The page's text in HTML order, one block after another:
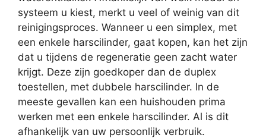
systeem u kiest, merkt u veel of weinig van dit
reinigingsproces. Wanneer u een simplex, met
een enkele harscilinder, gaat kopen, kan het zijn
dat u tijdens de regeneratie geen zacht water
krijgt. Deze zijn goedkoper dan de duplex
toestellen, met dubbele harscilinder. In de
meeste gevallen kan een huishouden prima
werken met een enkele harscilinder. Al is dit
afhankelijk van uw persoonlijk verbruik.